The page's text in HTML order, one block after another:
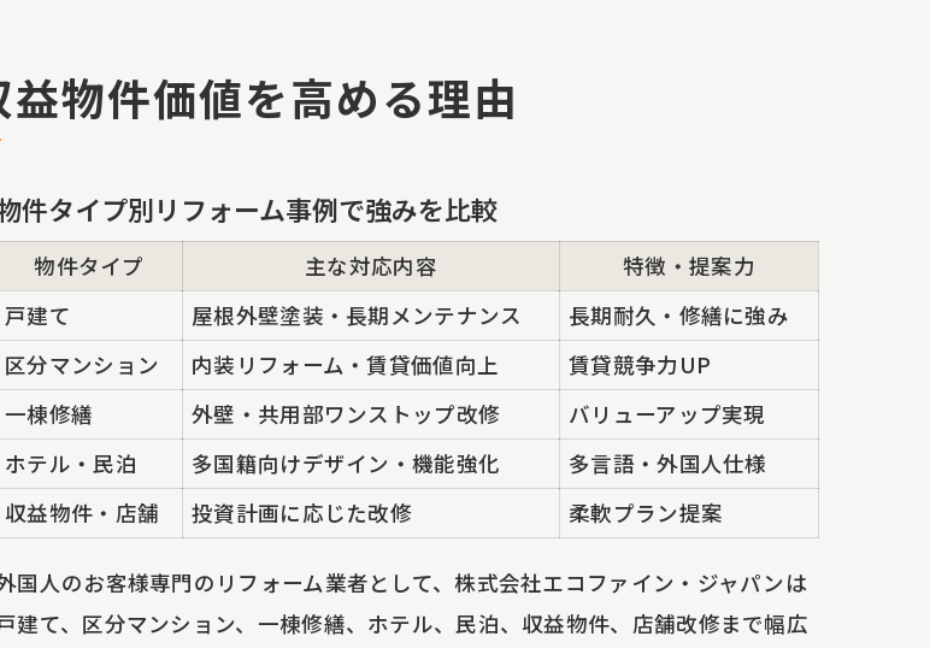
注目する内装リフォームの実力
マレーシア人が好む内装デザイン傾向
ームで収益性を引き上げる秘訣
泊で選ばれる施工クオリティ比較
家にも支持される提案力
ームの最新ニーズと対応力
の外壁リフォームで魅力アップ
ームの工法別メリット一覧
ョン投資家が重視する外観改善
観を両立する施工方法とは
資産価値を維持するポイント
ーナーにも納得の対応体制
物件価値を高める理由
件タイプ別リフォーム事例で強みを比較
物件タイプ 主な対応内容
特徴・提案力
戸建て
屋根外壁塗装・長期メンテナンス
長期耐久・修繕に強み
区分マンション
内装リフォーム・賃貸価値向上
賃貸競争力UP
一棟修繕
外壁・共用部ワンストップ改修
バリューアップ実現
ホテル・民泊
多国籍向けデザイン・機能強化
多言語・外国人仕様
収益物件・店舗
投資計画に応じた改修 柔軟プラン提案
国人のお客様専門のリフォーム業者として、株式会社エコファイン・ジャパンは
建て、区分マンション、一棟修繕、ホテル、民泊、収益物件、店舗改修まで幅広